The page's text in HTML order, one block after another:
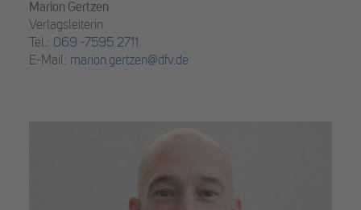
Marion Gertzen
Verlagsleiterin
Tel.: 069 -7595 2711
E-Mail: marion.gertzen@dfv.de